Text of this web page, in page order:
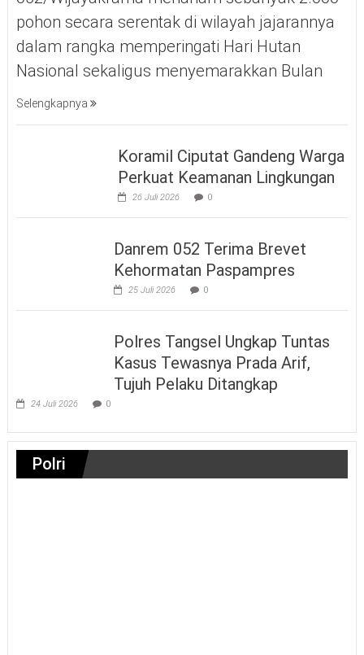
pohon secara serentak di wilayah jajarannya
dalam rangka memperingati Hari Hutan
Nasional sekaligus menyemarakkan Bulan
Selengkapnya
Koramil Ciputat Gandeng Warga
Perkuat Keamanan Lingkungan
26 Juli 2026 0
Danrem 052 Terima Brevet
Kehormatan Paspampres
25 Juli 2026 0
Polres Tangsel Ungkap Tuntas
Kasus Tewasnya Prada Arif,
Tujuh Pelaku Ditangkap
24 Juli 2026 0
Polri